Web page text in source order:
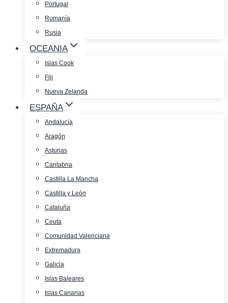
Portugal
Rumanía
Rusia
OCEANIA
Islas Cook
Fiji
Nueva Zelanda
ESPAÑA
Andalucía
Aragón
Asturias
Cantabria
Castilla La Mancha
Castilla y León
Cataluña
Ceuta
Comunidad Valenciana
Extremadura
Galicia
Islas Baleares
Islas Canarias